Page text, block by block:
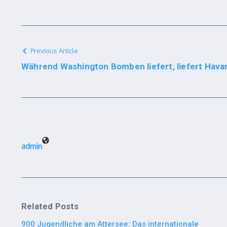
Previous Article
Während Washington Bomben liefert, liefert
admin
Related Posts
900 Jugendliche am Attersee: Das internationale